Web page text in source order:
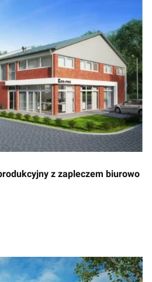
z zapleczem biurowo